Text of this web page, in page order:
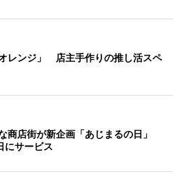
レンジ」 店主手作りの推し活スペ
商店街が新企画「あじまるの日」
にサービス